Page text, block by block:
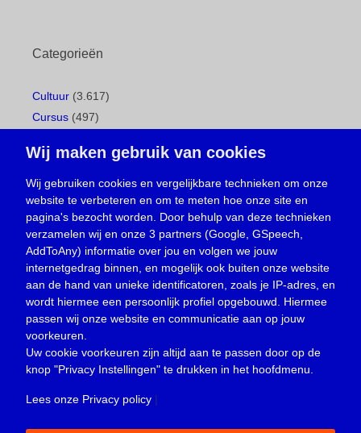
Categorieën
Cultuur (3.617)
Cursus (497)
Gemeentepagina(104)
Ingezonden brief(537)
Media(156)
Nieuws (23.329)
Oproep(734)
Overlijden(39)
Podcast(18)
prijsvraag (5)
Religie (1.438)
Service(226)
Wij maken gebruik van cookies
Wij gebruiken cookies en vergelijkbare technieken om onze
website te verbeteren en om te meten hoe onze site en
pagina's bezocht worden. Door behulp van deze technieken
verzamelen wij en onze 3 partners (Google, GSpeech,
AddToAny) informatie over jou en volgen we jouw
internetgedrag binnen, en mogelijk ook buiten onze website
aan de hand van unieke identificatoren, zoals je IP-adres, en
wordt hiermee een persoonlijk profiel opgebouwd. Hiermee
passen wij onze website en communicatie aan op jouw
voorkeuren.
Uw cookie voorkeuren zijn altijd aan te passen door op de
knop "Privacy Instellingen" te drukken in het hoofdmenu.
Lees onze Privacy policy |